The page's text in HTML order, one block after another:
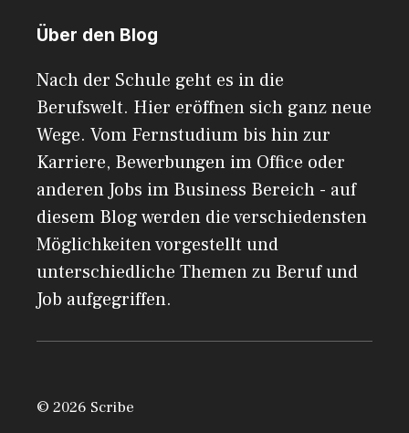
Über den Blog
Nach der Schule geht es in die
Berufswelt. Hier eröffnen sich ganz neue
Wege. Vom Fernstudium bis hin zur
Karriere, Bewerbungen im Office oder
anderen Jobs im Business Bereich - auf
diesem Blog werden die verschiedensten
Möglichkeiten vorgestellt und
unterschiedliche Themen zu Beruf und
Job aufgegriffen.
© 2026 Scribe